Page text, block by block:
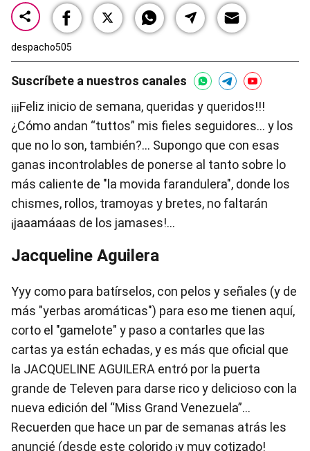
despacho505
Suscríbete a nuestros canales
¡¡¡Feliz inicio de semana, queridas y queridos!!!
¿Cómo andan “tuttos” mis fieles seguidores… y los
que no lo son, también?... Supongo que con esas
ganas incontrolables de ponerse al tanto sobre lo
más caliente de "la movida farandulera", donde los
chismes, rollos, tramoyas y bretes, no faltarán
¡jaaamáaas de los jamases!...
Jacqueline Aguilera
Yyy como para batírselos, con pelos y señales (y de
más "yerbas aromáticas") para eso me tienen aquí,
corto el "gamelote" y paso a contarles que las
cartas ya están echadas, y es más que oficial que
la JACQUELINE AGUILERA entró por la puerta
grande de Televen para darse rico y delicioso con la
nueva edición del “Miss Grand Venezuela”…
Recuerden que hace un par de semanas atrás les
anuncié (desde este colorido ¡y muy cotizado!